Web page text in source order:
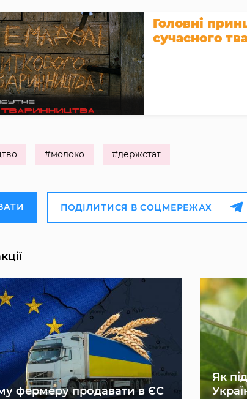
Головні
сучасного
#молоко #держстат
ПОДІЛИТИСЯ В СОЦМЕРЕЖАХ
фермеру продавати в ЄС
Як